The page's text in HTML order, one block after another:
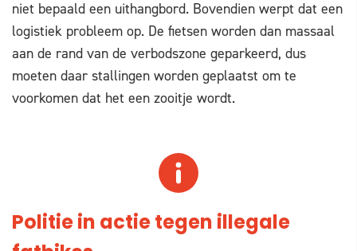
niet bepaald een uithangbord. Bovendien werpt dat een
logistiek probleem op. De fietsen worden dan massaal
aan de rand van de verbodszone geparkeerd, dus
moeten daar stallingen worden geplaatst om te
voorkomen dat het een zooitje wordt.
Politie in actie tegen illegale